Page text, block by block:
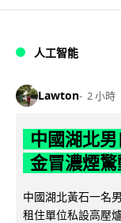
人工智能
Lawton 2 小時
中國湖北
金冒濃煙
中國湖北黃石一名
租住單位私設高壓